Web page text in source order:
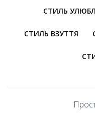
СТИЛЬ
СТИЛЬ ВЗУТТЯ